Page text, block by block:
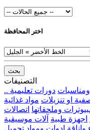
اختر المحافظة
بحث
التصنيفات
دورات تعليمية
او تنزيلات مواد غذائية
وملحقاتها اتصالات
اجهزة طبية آلات موسيقية
واناقة ادوات ومواد تجميل